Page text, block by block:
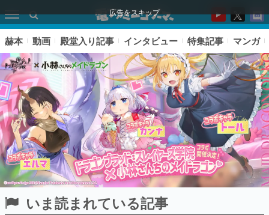
広告をスキップ
赫本 動画 殿堂入り記事 インタビュー 特集記事 マンガ
いま読まれている記事